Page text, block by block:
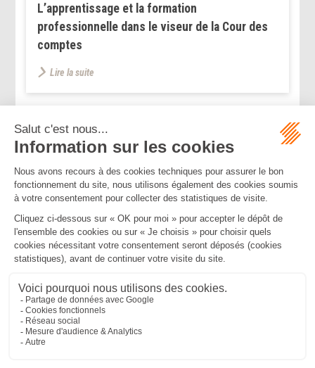
L’apprentissage et la formation
professionnelle dans le viseur de la Cour des
comptes
Lire la suite
<< < ...
>>
Mentions légalesPolitique de confidentialitéPolitique de cookies
Plan du site
MBA ET ASSOCIÉS
235 Rue Helene Boucher, 34170 CASTELNAU LE LEZ
Bureau secondaire à Cannes